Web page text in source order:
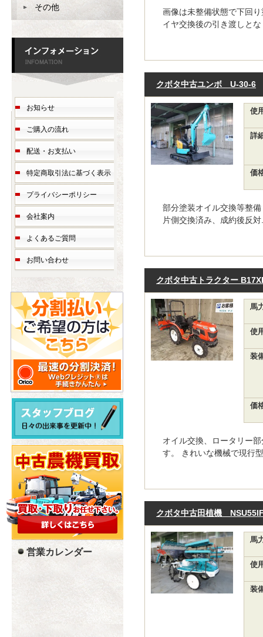
画像は未整備状態で下回
イヤ交換後の引き渡しと
クボタ中古ユンボ U-30-6
使
詳
価
部分塗装オイル交換等整
片側交換済み、成約後反対
クボタ中古トラクター
馬
使
装
価
オイル交換、ロータリー
す。 きれいな機械で現行
クボタ中古田植機
馬
使
装
その他
お知らせ
ご購入の流れ
配送・お支払い
特定商取引法に基づく表示
プライバシーポリシー
会社案内
よくあるご質問
お問い合わせ
営業カレンダー